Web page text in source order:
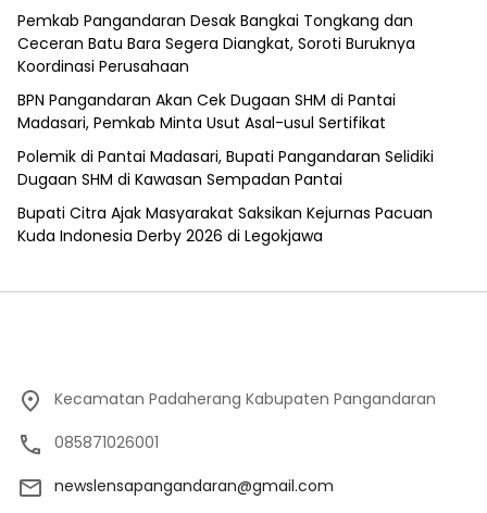
Pemkab Pangandaran Desak Bangkai Tongkang dan
Ceceran Batu Bara Segera Diangkat, Soroti Buruknya
Koordinasi Perusahaan
BPN Pangandaran Akan Cek Dugaan SHM di Pantai
Madasari, Pemkab Minta Usut Asal-usul Sertifikat
Polemik di Pantai Madasari, Bupati Pangandaran Selidiki
Dugaan SHM di Kawasan Sempadan Pantai
Bupati Citra Ajak Masyarakat Saksikan Kejurnas Pacuan
Kuda Indonesia Derby 2026 di Legokjawa
Kecamatan Padaherang Kabupaten Pangandaran
085871026001
newslensapangandaran@gmail.com